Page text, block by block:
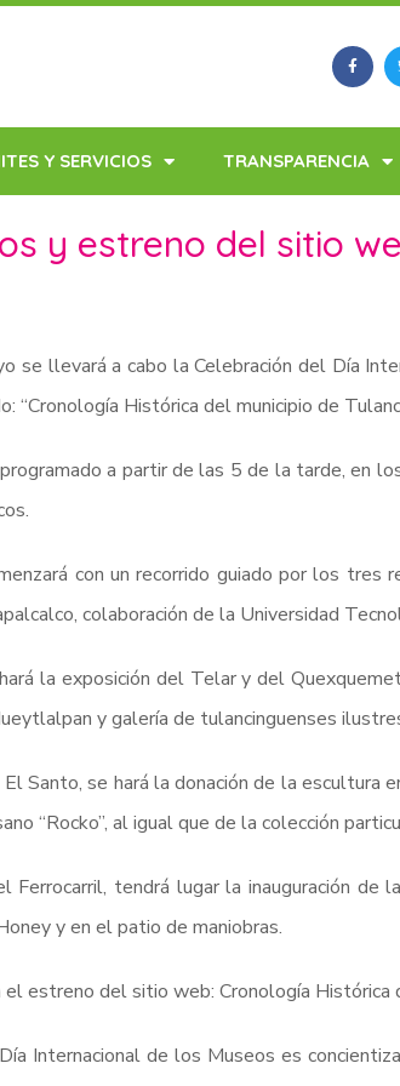
Y SERVICIOS TRANSPARENCIA
y estreno del sitio
se llevará a cabo la Celebración del Día
“Cronología Histórica del municipio de
a partir de las 5 de la tarde, en
con un recorrido guiado por los
colaboración de la Universidad
la exposición del Telar y del
y galería de tulancinguenses
Santo, se hará la donación de la escultura
“Rocko”, al igual que de la colección
Ferrocarril, tendrá lugar la inauguración de
y en el patio de maniobras.
el estreno del sitio web: Cronología Histórica
Internacional de los Museos es